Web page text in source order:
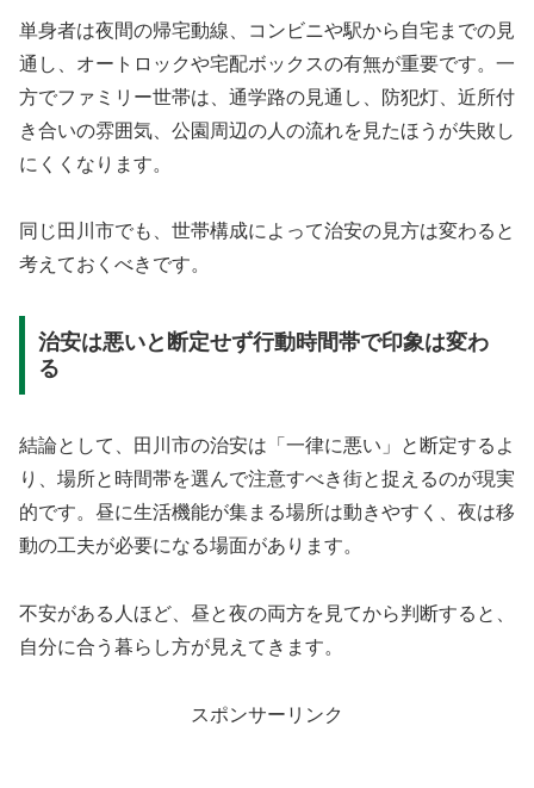
単身者は夜間の帰宅動線、コンビニや駅から自宅までの見
通し、オートロックや宅配ボックスの有無が重要です。一
方でファミリー世帯は、通学路の見通し、防犯灯、近所付
き合いの雰囲気、公園周辺の人の流れを見たほうが失敗し
にくくなります。
同じ田川市でも、世帯構成によって治安の見方は変わると
考えておくべきです。
治安は悪いと断定せず行動時間帯で印象は変わ
る
結論として、田川市の治安は「一律に悪い」と断定するよ
り、場所と時間帯を選んで注意すべき街と捉えるのが現実
的です。昼に生活機能が集まる場所は動きやすく、夜は移
動の工夫が必要になる場面があります。
不安がある人ほど、昼と夜の両方を見てから判断すると、
自分に合う暮らし方が見えてきます。
スポンサーリンク